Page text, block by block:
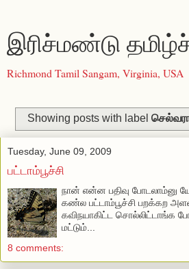
இரிச்மண்டு
Richmond Tamil Sangam, Virginia, USA
Showing posts with label
Tuesday, June 09, 2009
பட்டாம்பூச்சி
நான் என்ன பதிவு போடலாம்னு
கண்ல பட்டாம்பூச்சி பறக்கற
கவிநயாகிட்ட சொல்லிட்டாங்க
மட்டும்...
8 comments: